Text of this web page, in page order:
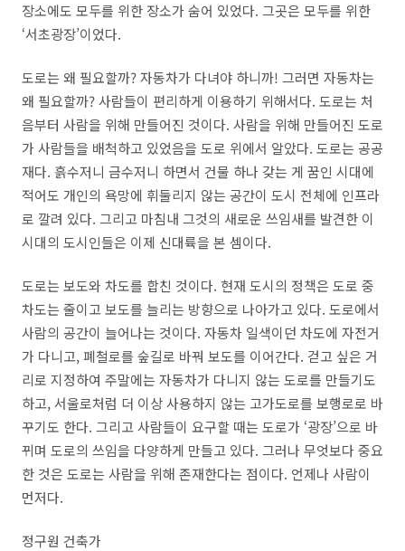
장소에도 모두를 위한 장소가 숨어 있었다. 그곳은 모두를 위한
‘서초광장’이었다.
도로는 왜 필요할까? 자동차가 다녀야 하니까! 그러면 자동차는
왜 필요할까? 사람들이 편리하게 이용하기 위해서다. 도로는 처
음부터 사람을 위해 만들어진 것이다. 사람을 위해 만들어진 도로
가 사람들을 배척하고 있었음을 도로 위에서 알았다. 도로는 공공
재다. 흙수저니 금수저니 하면서 건물 하나 갖는 게 꿈인 시대에
적어도 개인의 욕망에 휘둘리지 않는 공간이 도시 전체에 인프라
로 깔려 있다. 그리고 마침내 그것의 새로운 쓰임새를 발견한 이
시대의 도시인들은 이제 신대륙을 본 셈이다.
도로는 보도와 차도를 합친 것이다. 현재 도시의 정책은 도로 중
차도는 줄이고 보도를 늘리는 방향으로 나아가고 있다. 도로에서
사람의 공간이 늘어나는 것이다. 자동차 일색이던 차도에 자전거
가 다니고, 폐철로를 숲길로 바꿔 보도를 이어간다. 걷고 싶은 거
리로 지정하여 주말에는 자동차가 다니지 않는 도로를 만들기도
하고, 서울로처럼 더 이상 사용하지 않는 고가도로를 보행로로 바
꾸기도 한다. 그리고 사람들이 요구할 때는 도로가 ‘광장’으로 바
뀌며 도로의 쓰임을 다양하게 만들고 있다. 그러나 무엇보다 중요
한 것은 도로는 사람을 위해 존재한다는 점이다. 언제나 사람이
먼저다.
정구원 건축가